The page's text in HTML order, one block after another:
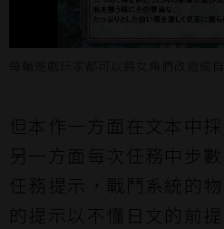
但本作一方面在文本中
另一方面每次任務中步
任務提示，戰鬥系統的
的提示以不懂日文的前